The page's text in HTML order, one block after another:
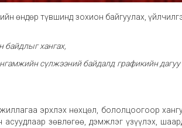
өндөр түвшинд зохион байгуулах,
байдлыг хангах,
сүлжээний байдалд графикийн дагуу
эрхлэх нөхцөл, бололцоогоор
зөвлөгөө, дэмжлэг үзүүлэх,